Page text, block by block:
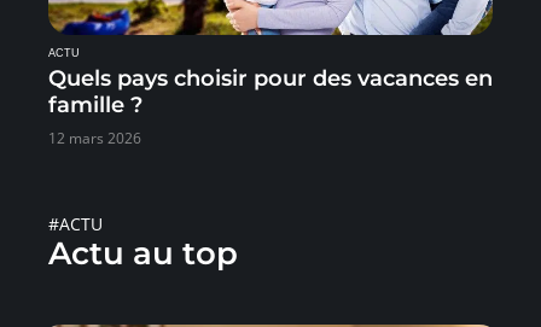
ACTU
Quels pays choisir pour des vacances en
famille ?
12 mars 2026
#ACTU
Actu au top